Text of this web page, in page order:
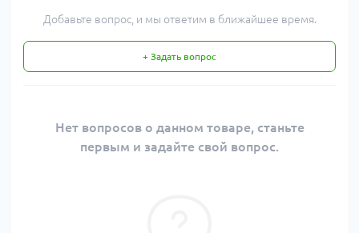
Добавьте вопрос, и мы ответим в ближайшее время.
+ Задать вопрос
Нет вопросов о данном товаре, станьте
первым и задайте свой вопрос.